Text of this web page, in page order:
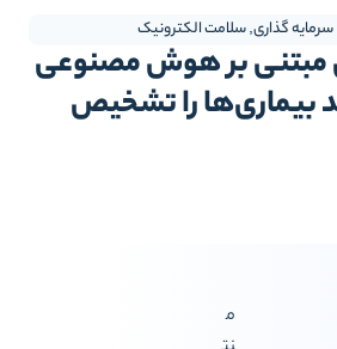
گذاری,سلامت الکترونیک
بر هوش مصنوعی
را تشخیص